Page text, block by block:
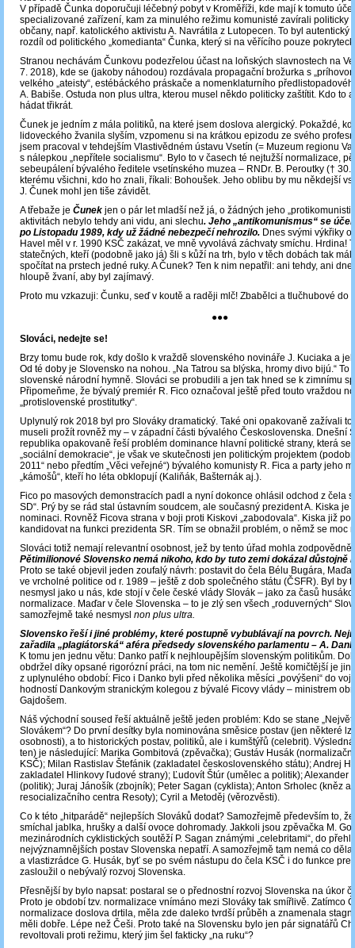
V případě Čunka doporučuji léčebný pobyt v Kroměříži, kde mají k tomuto
specializované zařízení, kam za minulého režimu komunisté zavírali politicky
občany, např. katolického aktivistu A. Navrátila z Lutopecen. To byl autentický
rozdíl od politického „komedianta“ Čunka, který si na věřícího pouze
Stranou nechávám Čunkovu podezřelou účast na loňských slavnostech na
7. 2018), kde se (jakoby náhodou) rozdávala propagační brožurka s
velkého „ateisty“, estébáckého práskače a nomenklaturního
A. Babiše. Ostuda non plus ultra, kterou musel někdo politicky zaštítit. Kdo to
hádat třikrát.
Čunek je jedním z mála politiků, na které jsem doslova alergický. Pokaždé,
lidoveckého žvanila slyším, vzpomenu si na krátkou epizodu ze svého
jsem pracoval v tehdejším Vlastivědném ústavu Vsetín (= Muzeum regionu
s nálepkou „nepřítele socialismu“. Bylo to v časech té nejtužší normalizace,
sebeupálení bývalého ředitele vsetínského muzea – RNDr. B. Peroutky († 30.
kterému všichni, kdo ho znali, říkali: Bohoušek. Jeho oblibu by mu někdejší
J. Čunek mohl jen tiše závidět.
A třebaže je Čunek jen o pár let mladší než já, o žádných jeho
aktivitách nebylo tehdy ani vidu, ani slechu. Jeho „antikomunismus“ se
po Listopadu 1989, kdy už žádné nebezpečí nehrozilo. Dnes svými výkřiky o
Havel měl v r. 1990 KSČ zakázat, ve mně vyvolává záchvaty smíchu. Hrdina!
statečných, kteří (podobně jako já) šli s kůží na trh, bylo v těch dobách tak
spočítat na prstech jedné ruky. A Čunek? Ten k nim nepatřil: ani tehdy, ani
hloupě žvaní, aby byl zajímavý.
Proto mu vzkazuji: Čunku, seď v koutě a raději mlč! Zbabělci a tlučhubové do
●●●
Slováci, nedejte se!
Brzy tomu bude rok, kdy došlo k vraždě slovenského novináře J. Kuciaka a
Od té doby je Slovensko na nohou. „Na Tatrou sa blýska, hromy divo bijú.“ To
slovenské národní hymně. Slováci se probudili a jen tak hned se k zimnímu
Připomeňme, že bývalý premiér R. Fico označoval ještě před touto vraždou
„protislovenské prostitutky“.
Uplynulý rok 2018 byl pro Slováky dramatický. Také oni opakovaně zažívali
museli prožít rovněž my – v západní části bývalého Československa. Dnešní
republika opakovaně řeší problém dominance hlavní politické strany, která se
„sociální demokracie“, je však ve skutečnosti jen politickým projektem
2011“ nebo předtím „Věci veřejné“) bývalého komunisty R. Fica a party jeho
„kámošů“, kteří ho léta obklopují (Kaliňák, Bašternák aj.).
Fico po masových demonstracích padl a nyní dokonce ohlásil odchod z čela
SD“. Prý by se rád stal ústavním soudcem, ale současný prezident A. Kiska je
nominaci. Rovněž Ficova strana v boji proti Kiskovi „zabodovala“. Kiska již
kandidovat na funkci prezidenta SR. Tím se obnažil problém, o němž se moc
Slováci totiž nemají relevantní osobnost, jež by tento úřad mohla zodpovědně
Pětimilionové Slovensko nemá nikoho, kdo by tuto zemi dokázal důstojně
Proto se také objevil jeden zoufalý návrh: postavit do čela Bélu Bugára,
ve vrcholné politice od r. 1989 – ještě z dob společného státu (ČSFR). Byl by
nesmysl jako u nás, kde stojí v čele české vlády Slovák – jako za časů
normalizace. Maďar v čele Slovenska – to je zlý sen všech „roduverných“
samozřejmě také nesmysl non plus ultra.
Slovensko řeší i jiné problémy, které postupně vybublávají na povrch.
zařadila „plagiátorská“ aféra předsedy slovenského parlamentu – A.
K tomu jen jednu větu: Danko patří k nejhloupějším slovenským politikům.
obdržel díky opsané rigorózní práci, na tom nic nemění. Ještě komičtější je
z uplynulého období: Fico i Danko byli před několika měsíci „povýšeni“ do
hodností Dankovým stranickým kolegou z bývalé Ficovy vlády – ministrem
Gajdošem.
Náš východní soused řeší aktuálně ještě jeden problém: Kdo se stane
Slovákem“? Do první desítky byla nominována směsice postav (jen některé
osobnosti), a to historických postav, politiků, ale i kumštýřů (celebrit).
ten) je následující: Marika Gombitová (zpěvačka); Gustáv Husák
KSČ); Milan Rastislav Štefánik (zakladatel československého státu); Andrej
zakladatel Hlinkovy ľudové strany); Ľudovít Štúr (umělec a politik); Alexander
(politik); Juraj Jánošík (zbojník); Peter Sagan (cyklista); Anton Srholec (kněz a
resocializačního centra Resoty); Cyril a Metoděj (věrozvěsti).
Co k této „hitparádě“ nejlepších Slováků dodat? Samozřejmě především to,
smíchal jablka, hrušky a další ovoce dohromady. Jakkoli jsou zpěvačka M.
mezinárodních cyklistických soutěží P. Sagan známými „celebritami“, do
nejvýznamnějších postav Slovenska nepatří. A samozřejmě tam nemá co
a vlastizrádce G. Husák, byť se po svém nástupu do čela KSČ i do funkce
zasloužil o nebývalý rozvoj Slovenska.
Přesnější by bylo napsat: postaral se o přednostní rozvoj Slovenska na úkor
Proto je období tzv. normalizace vnímáno mezi Slováky tak smířlivě. Zatímco
normalizace doslova drtila, měla zde daleko tvrdší průběh a znamenala
měli dobře. Lépe než Češi. Proto také na Slovensku bylo jen pár signatářů
revoltovali proti režimu, který jim šel fakticky „na ruku“?